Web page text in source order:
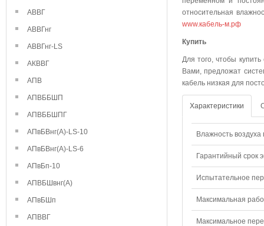
АВВГ
АВВГнг
АВВГнг-LS
АКВВГ
АПВ
АПВББШП
АПВББШПГ
АПвБВнг(А)-LS-10
АПвБВнг(А)-LS-6
АПвБп-10
АПВБШвнг(А)
АПвБШп
АПВВГ
относительная
www.кабель-м.рф
Для того, чтобы
Вами, предложат
кабель низкая для
Характеристики
Влажность воздуха
Гарантийный срок
Испытательное
Максимальная
Максимальное